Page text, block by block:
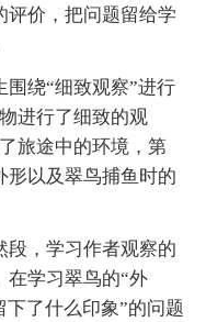
评价，把问题留给学
绕“细致观察”进行
进行了细致的观
旅途中的环境，第
形以及翠鸟捕鱼时的
段，学习作者观察的
在学习翠鸟的“外
下了什么印象”的问题